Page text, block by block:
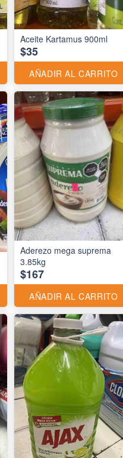
Aceite Kartamus 900ml
$35
AÑADIR AL CARRITO
Aderezo mega suprema
3.85kg
$167
AÑADIR AL CARRITO